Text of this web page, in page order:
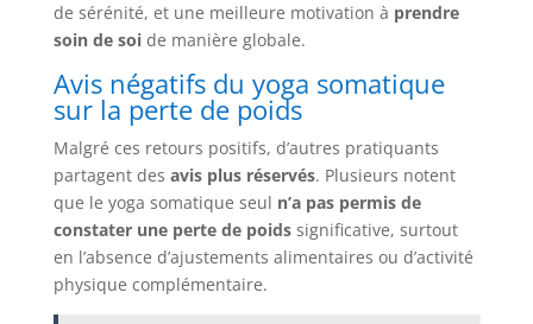
de sérénité, et une meilleure motivation à prendre
soin de soi de manière globale.
Avis négatifs du yoga somatique
sur la perte de poids
Malgré ces retours positifs, d’autres pratiquants
partagent des avis plus réservés. Plusieurs notent
que le yoga somatique seul n’a pas permis de
constater une perte de poidssignificative, surtout
en l’absence d’ajustements alimentaires ou d’activité
physique complémentaire.